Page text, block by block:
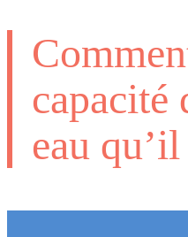
capacité
eau